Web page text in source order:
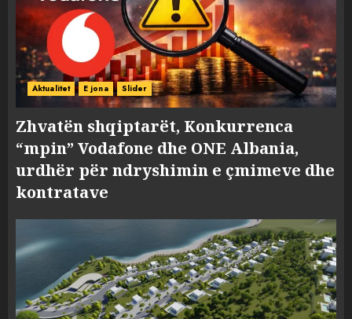
Aktualitet E jona Slider
Zhvatën shqiptarët, Konkurrenca
“mpin” Vodafone dhe ONE Albania,
urdhër për ndryshimin e çmimeve dhe
kontratave